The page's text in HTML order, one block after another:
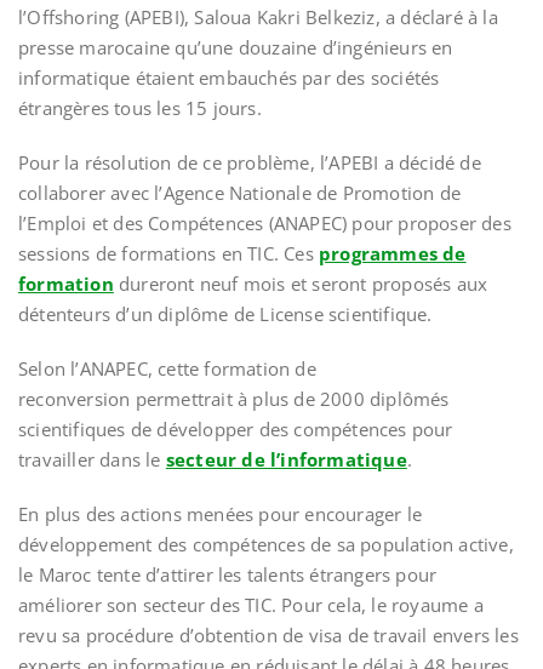
l’Offshoring (APEBI), Saloua Kakri Belkeziz, a déclaré à la
presse marocaine qu’une douzaine d’ingénieurs en
informatique étaient embauchés par des sociétés
étrangères tous les 15 jours.
Pour la résolution de ce problème, l’APEBI a décidé de
collaborer avec l’Agence Nationale de Promotion de
l’Emploi et des Compétences (ANAPEC) pour proposer des
sessions de formations en TIC. Ces programmes de
formation dureront neuf mois et seront proposés aux
détenteurs d’un diplôme de License scientifique.
Selon l’ANAPEC, cette formation de
reconversion permettrait à plus de 2000 diplômés
scientifiques de développer des compétences pour
travailler dans le secteur de l’informatique.
En plus des actions menées pour encourager le
développement des compétences de sa population active,
le Maroc tente d’attirer les talents étrangers pour
améliorer son secteur des TIC. Pour cela, le royaume a
revu sa procédure d’obtention de visa de travail envers les